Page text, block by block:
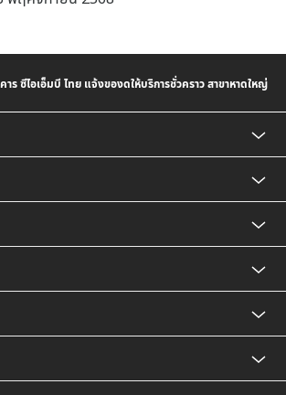
าร ซีไอเอ็มบี ไทย แจ้งของดให้บริการชั่วคราว สาขาหาดใหญ่
เทศ
ฑ์
ชื่ออเนกประสงค์
สถาบัน
นตราต่างประเทศ